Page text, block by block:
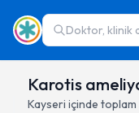
Doktor, klinik
Karotis
Kayseri içinde toplam